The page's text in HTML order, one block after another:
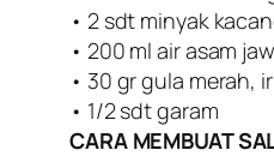
• 2 sdt minyak
• 200 ml air asam
• 30 gr gula merah,
• 1/2 sdt garam
CARA MEMBUAT